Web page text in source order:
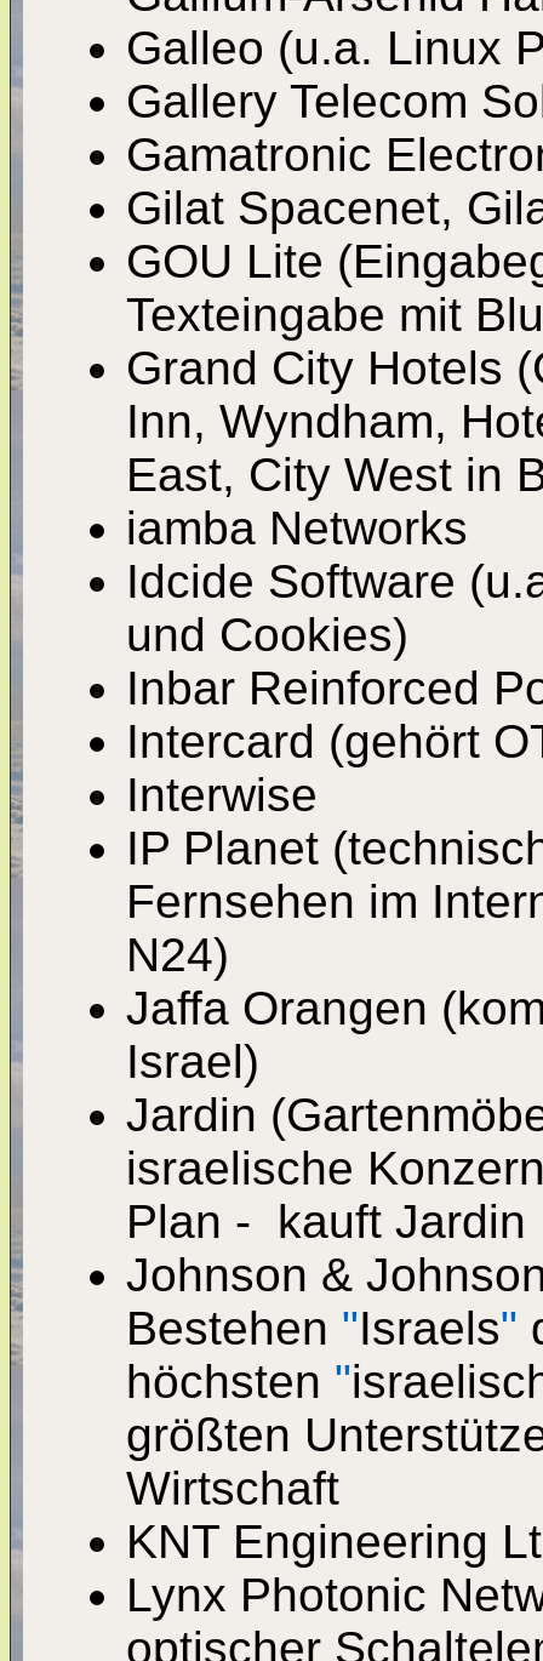
Galleo (u.a. Linux
Gallery Telecom
Gamatronic
Gilat Spacenet,
GOU Lite
Texteingabe mit
Grand City Hotels
Inn, Wyndham,
East, City West in
iamba Networks
Idcide Software
und Cookies)
Inbar Reinforced
Intercard (gehört
Interwise
IP Planet
Fernsehen im
N24)
Jaffa Orangen
Israel)
Jardin
israelische
Plan - kauft Jardin
Johnson &
Bestehen "Israels"
höchsten "
größten
Wirtschaft
KNT Engineering
Lynx Photonic
optischer